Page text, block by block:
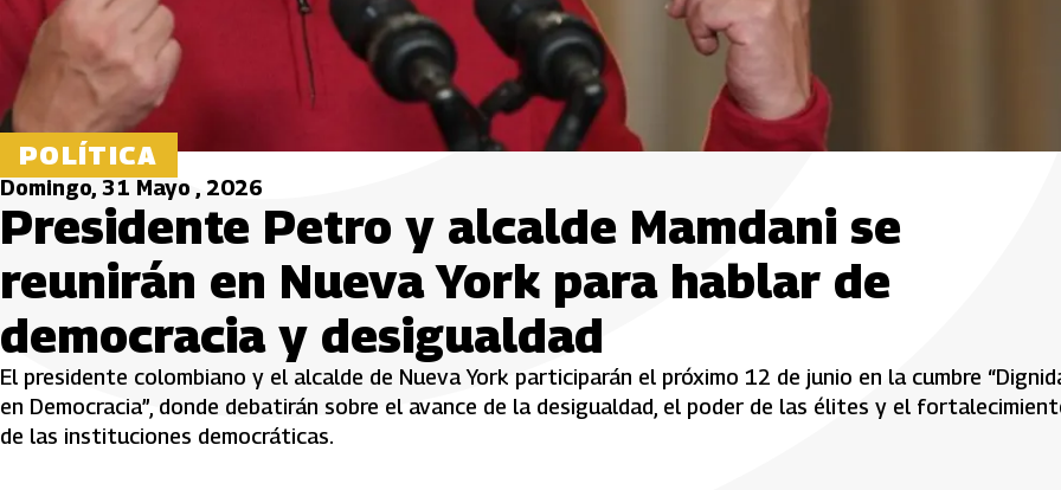
POLÍTICA
Domingo, 31 Mayo , 2026
Presidente Petro y alcalde Mamdani se
reunirán en Nueva York para hablar de
democracia y desigualdad
El presidente colombiano y el alcalde de Nueva York participarán el próximo 12 de junio en la cumbre
en Democracia”, donde debatirán sobre el avance de la desigualdad, el poder de las élites y el
de las instituciones democráticas.